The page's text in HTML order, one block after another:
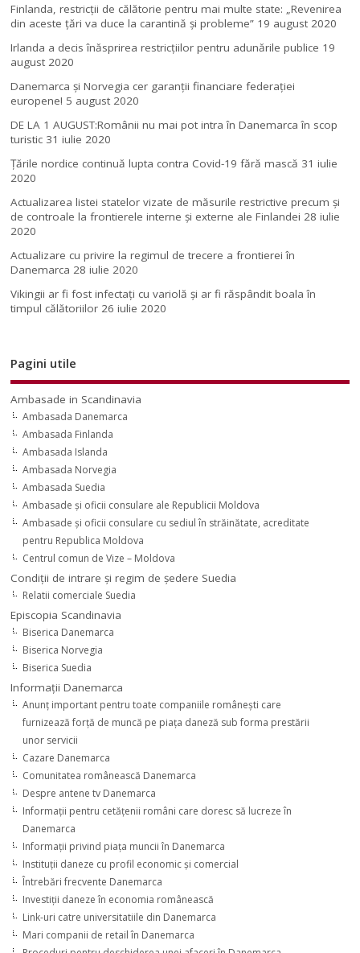
Finlanda, restricţii de călătorie pentru mai multe state: „Revenirea
din aceste ţări va duce la carantină şi probleme” 19 august 2020
Irlanda a decis înăsprirea restricțiilor pentru adunările publice 19
august 2020
Danemarca și Norvegia cer garanții financiare federației
europene! 5 august 2020
DE LA 1 AUGUST:Românii nu mai pot intra în Danemarca în scop
turistic 31 iulie 2020
Țările nordice continuă lupta contra Covid-19 fără mască 31 iulie
2020
Actualizarea listei statelor vizate de măsurile restrictive precum și
de controale la frontierele interne și externe ale Finlandei 28 iulie
2020
Actualizare cu privire la regimul de trecere a frontierei în
Danemarca 28 iulie 2020
Vikingii ar fi fost infectaţi cu variolă şi ar fi răspândit boala în
timpul călătoriilor 26 iulie 2020
Pagini utile
Ambasade in Scandinavia
Ambasada Danemarca
Ambasada Finlanda
Ambasada Islanda
Ambasada Norvegia
Ambasada Suedia
Ambasade şi oficii consulare ale Republicii Moldova
Ambasade şi oficii consulare cu sediul în străinătate, acreditate
pentru Republica Moldova
Centrul comun de Vize – Moldova
Condiţii de intrare şi regim de şedere Suedia
Relatii comerciale Suedia
Episcopia Scandinavia
Biserica Danemarca
Biserica Norvegia
Biserica Suedia
Informaţii Danemarca
Anunţ important pentru toate companiile româneşti care
furnizează forţă de muncă pe piaţa daneză sub forma prestării
unor servicii
Cazare Danemarca
Comunitatea românească Danemarca
Despre antene tv Danemarca
Informaţii pentru cetăţenii români care doresc să lucreze în
Danemarca
Informaţii privind piaţa muncii în Danemarca
Instituţii daneze cu profil economic şi comercial
Întrebări frecvente Danemarca
Investiţii daneze în economia românească
Link-uri catre universitatiile din Danemarca
Mari companii de retail în Danemarca